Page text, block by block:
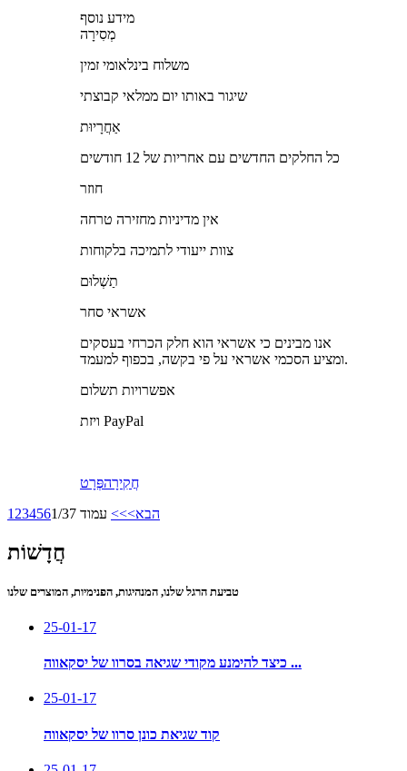
מידע נוסף
מְסִירָה
משלוח בינלאומי זמין
שיגור באותו יום ממלאי קבוצתי
אַחֲרָיוּת
כל החלקים החדשים עם אחריות של 12 חודשים
חוזר
אין מדיניות מחזירה טרחה
צוות ייעודי לתמיכה בלקוחות
תַשְׁלוּם
אשראי סחר
אנו מבינים כי אשראי הוא חלק הכרחי בעסקים
ומציע הסכמי אשראי על פי בקשה, בכפוף למעמד.
אפשרויות תשלום
ויזת PayPal
חֲקִירָהפְּרָט
1 23456 הבא>>> עמוד 1/37
חֲדָשׁוֹת
טביעת הרגל שלנו, המנהיגות, הפנימיות, המוצרים שלנו
25-01-17
כיצד להימנע מקודי שגיאה בסרוו של יסקאווה ...
25-01-17
קוד שגיאת כונן סרוו של יסקאווה